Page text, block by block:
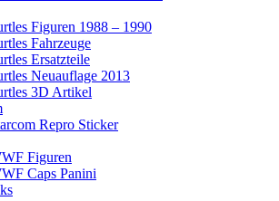
Figuren 1988 – 1990
Fahrzeuge
Ersatzteile
Neuauflage 2013
3D Artikel
Repro Sticker
Figuren
Caps Panini